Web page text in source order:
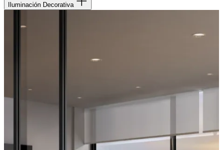
Iluminación Decorativa